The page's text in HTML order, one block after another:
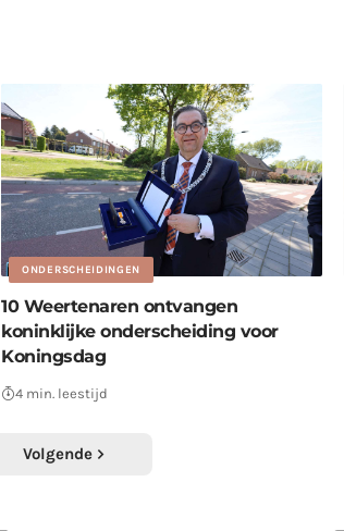
ONDERSCHEIDINGEN
10 Weertenaren ontvangen
koninklijke onderscheiding voor
Koningsdag
4 min. leestijd
Volgende